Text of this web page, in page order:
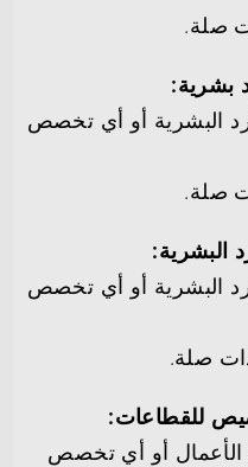
البشرية أو أي تخصص
البشرية أو أي تخصص
صلة.
الأعمال أو أي تخصص